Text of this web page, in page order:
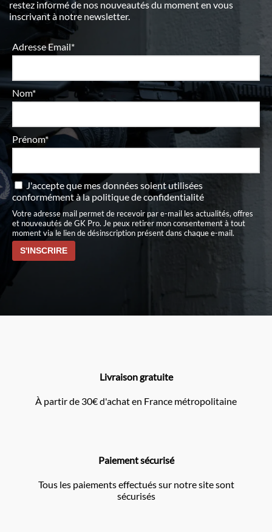
restez informé de nos nouveautés du moment en vous
inscrivant à notre newsletter.
Adresse Email*
Nom*
Prénom*
J'accepte que mes données soient utilisées
conformément àla politique de confidentialité
Votre adresse mail permet de recevoir par e-mail les actualités, offres
et nouveautés de GK Pro. Je peux retirer mon consentement à tout
moment via le lien de désinscription présent dans chaque e-mail.
Livraison gratuite
À partir de 30€ d'achat en France métropolitaine
Paiement sécurisé
Tous les paiements effectués sur notre site sont
sécurisés